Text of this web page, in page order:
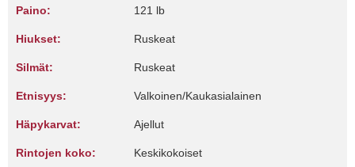
Paino: 121 lb
Hiukset: Ruskeat
Silmät: Ruskeat
Etnisyys: Valkoinen/Kaukasialainen
Häpykarvat: Ajellut
Rintojen koko: Keskikokoiset